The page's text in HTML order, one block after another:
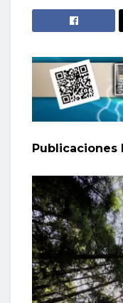
Publicaciones